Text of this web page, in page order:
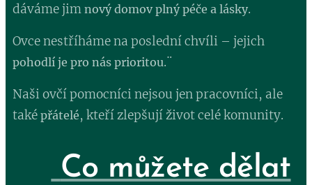
dáváme jim nový domov plný péče a lásky.
Ovce nestříháme na poslední chvíli – jejich
pohodlí je pro nás prioritou.¨
Naši ovčí pomocníci nejsou jen pracovníci, ale
také přátelé, kteří zlepšují život celé komunity.
Co můžete dělat